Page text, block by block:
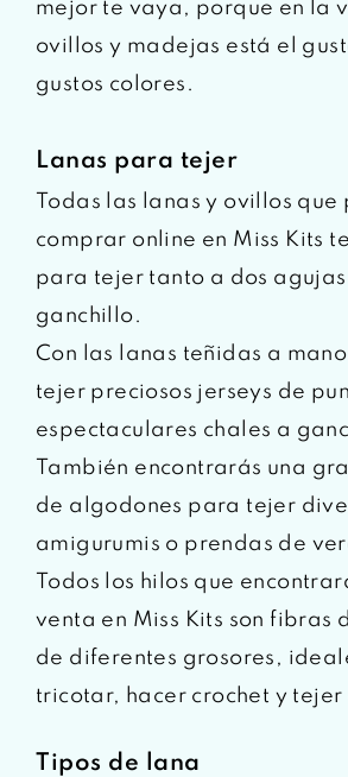
mejor te vaya, porque en la
ovillos y madejas está el
gustos colores.
Lanas para tejer
Todas las lanas y ovillos que
comprar online en Miss Kits
para tejer tanto a dos agujas
ganchillo.
Con las lanas teñidas a
tejer preciosos jerseys de
espectaculares chales a
También encontrarás una
de algodones para tejer
amigurumis o prendas de
Todos los hilos que
venta en Miss Kits son fibras
de diferentes grosores,
tricotar, hacer crochet y tejer
Tipos de lana